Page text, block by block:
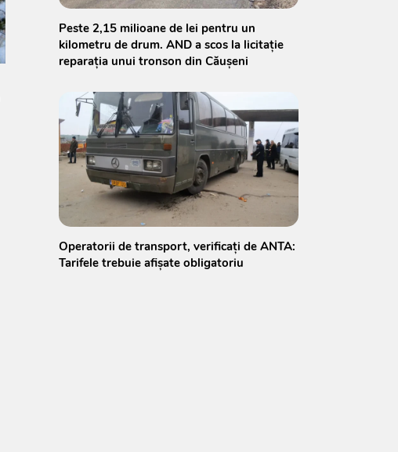
Peste 2,15 milioane de lei pentru un
kilometru de drum. AND a scos la licitație
reparația unui tronson din Căușeni
Operatorii de transport, verificați de ANTA:
Tarifele trebuie afișate obligatoriu